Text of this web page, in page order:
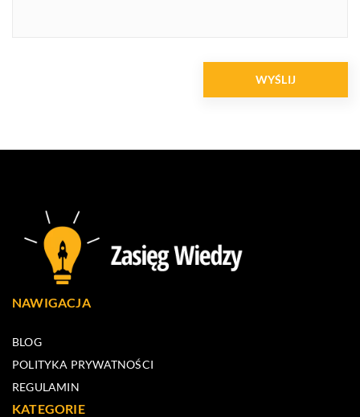
NAWIGACJA
BLOG
POLITYKA PRYWATNOŚCI
REGULAMIN
KATEGORIE